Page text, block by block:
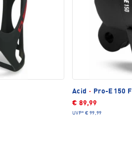
Acid ·
Pro-E 150
€ 89,99
UVP* € 99,99